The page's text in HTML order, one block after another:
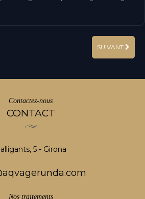
SUIVANT
Contactez-nous
CONTACT
5 - Girona
Nos traitements